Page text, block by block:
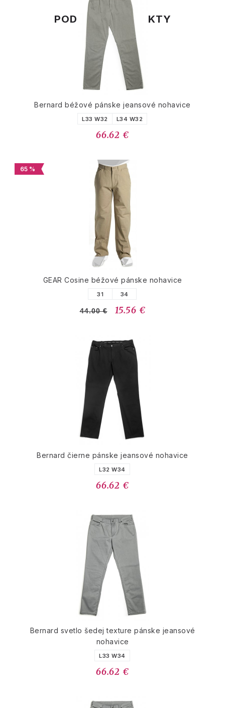
PODOBNÉ PRODUKTY
Bernard béžové pánske jeansové nohavice
L33 W32 L34 W32
66.62 €
65 %
GEAR Cosine béžové pánske nohavice
31 34
44.00 € 15.56 €
Bernard čierne pánske jeansové nohavice
L32 W34
66.62 €
Bernard svetlo šedej texture pánske jeansové
nohavice
L33 W34
66.62 €